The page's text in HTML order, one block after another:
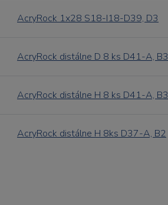
AcryRock 1x28 S18-I18-D39, D3
AcryRock distálne D 8 ks D41-A, B3
AcryRock distálne H 8 ks D41-A, B3
AcryRock distálne H 8ks D37-A, B2